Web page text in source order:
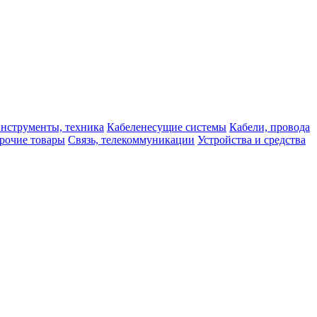
техника Кабеленесущие системы Кабели, провода
товары Связь, телекоммуникации Устройства и средства